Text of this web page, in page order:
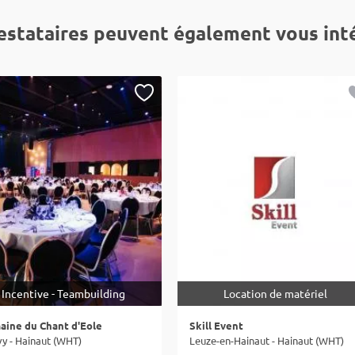
peuvent également vous
Incentive - Teambuilding
du Chant d'Eole
- Hainaut (WHT)
Location de matériel
Skill Event
Leuze-en-Hainaut - Hainaut (WHT)